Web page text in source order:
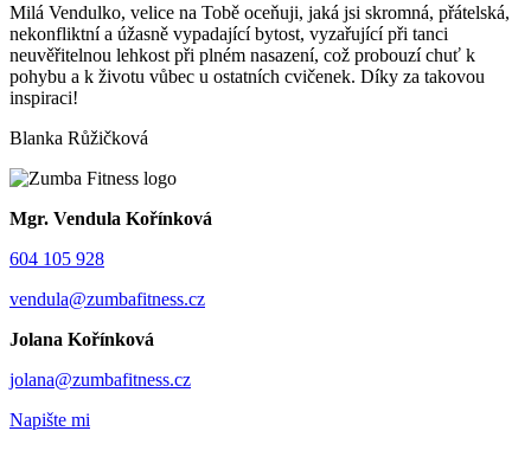
Milá Vendulko, velice na Tobě oceňuji, jaká jsi skromná, přátelská,
nekonfliktní a úžasně vypadající bytost, vyzařující při tanci
neuvěřitelnou lehkost při plném nasazení, což probouzí chuť k
pohybu a k životu vůbec u ostatních cvičenek. Díky za takovou
inspiraci!
Blanka Růžičková
Mgr. Vendula Kořínková
604 105 928
vendula@zumbafitness.cz
Jolana Kořínková
jolana@zumbafitness.cz
Napište mi